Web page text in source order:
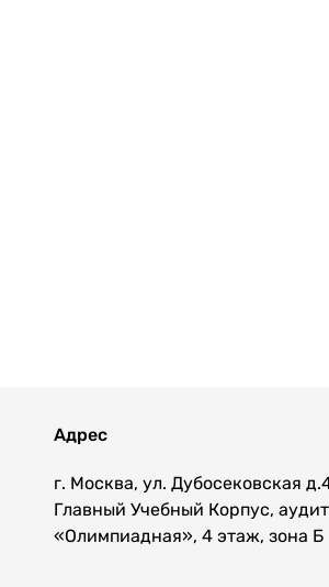
Адрес
г. Москва, ул. Дубосековская
Главный Учебный Корпус,
«Олимпиадная», 4 этаж, зона Б